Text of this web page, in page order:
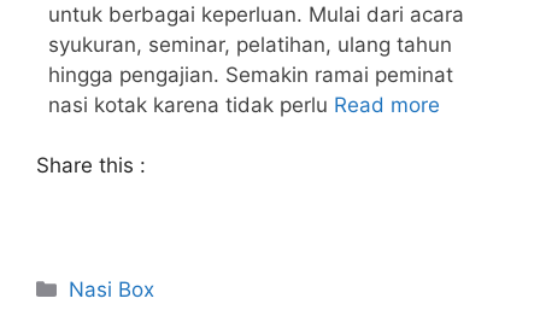
untuk berbagai keperluan. Mulai dari acara
syukuran, seminar, pelatihan, ulang tahun
hingga pengajian. Semakin ramai peminat
nasi kotak karena tidak perlu Read more
Share this :
Nasi Box